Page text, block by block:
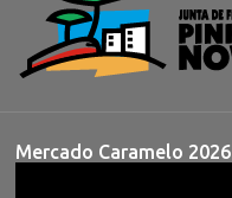
Mercado Caramelo 2026